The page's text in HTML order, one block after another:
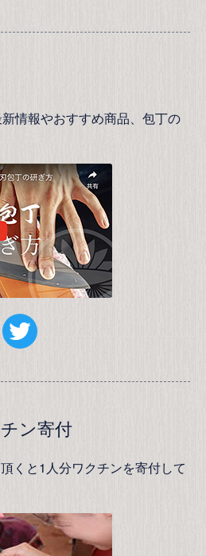
情報やおすすめ商品、包丁の
ン寄付
くと1人分ワクチンを寄付して